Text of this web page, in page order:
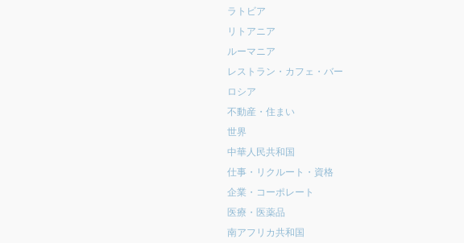
ラトビア
リトアニア
ルーマニア
レストラン・カフェ・バー
ロシア
不動産・住まい
世界
中華人民共和国
仕事・リクルート・資格
企業・コーポレート
医療・医薬品
南アフリカ共和国